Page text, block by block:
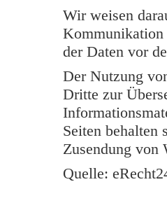
Wir weisen
Kommunikation
der Daten vor
Der Nutzung
Dritte zur
Seiten behalten
Zusendung von
Quelle: